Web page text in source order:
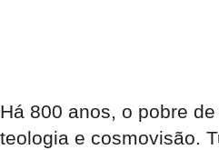
Há 800 anos, o pobre
teologia e cosmovisão.